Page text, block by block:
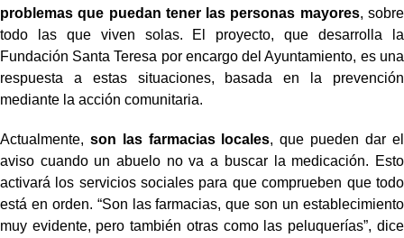
problemas que puedan tener las personas mayores, sobre
todo las que viven solas. El proyecto, que desarrolla la
Fundación Santa Teresa por encargo del Ayuntamiento, es una
respuesta a estas situaciones, basada en la prevención
mediante la acción comunitaria.
Actualmente, son las farmacias locales, que pueden dar el
aviso cuando un abuelo no va a buscar la medicación. Esto
activará los servicios sociales para que comprueben que todo
está en orden. “Son las farmacias, que son un establecimiento
muy evidente, pero también otras como las peluquerías”, dice